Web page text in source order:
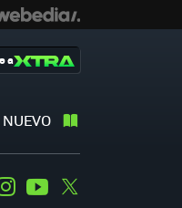
NUEVO
a
InstagramYoutube